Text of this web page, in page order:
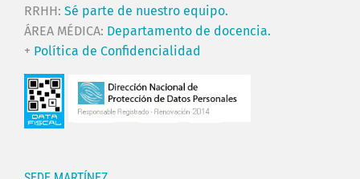
RRHH: Sé parte de nuestro equipo.
ÁREA MÉDICA: Departamento de docencia.
+ Política de Confidencialidad